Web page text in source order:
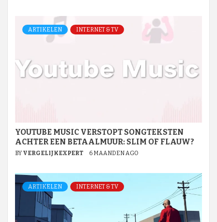
ARTIKELEN INTERNET & TV
YOUTUBE MUSIC VERSTOPT SONGTEKSTEN
ACHTER EEN BETAALMUUR: SLIM OF FLAUW?
BY VERGELIJKEXPERT 6 MAANDEN AGO
ARTIKELEN INTERNET & TV